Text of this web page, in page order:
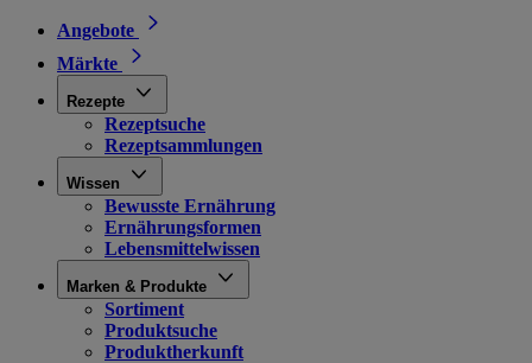
Angebote
Märkte
Rezepte
Rezeptsuche
Rezeptsammlungen
Wissen
Bewusste Ernährung
Ernährungsformen
Lebensmittelwissen
Marken & Produkte
Sortiment
Produktsuche
Produktherkunft